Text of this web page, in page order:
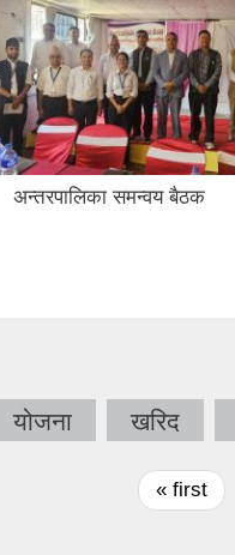
अन्तरपालिका समन्वय बैठक
« first